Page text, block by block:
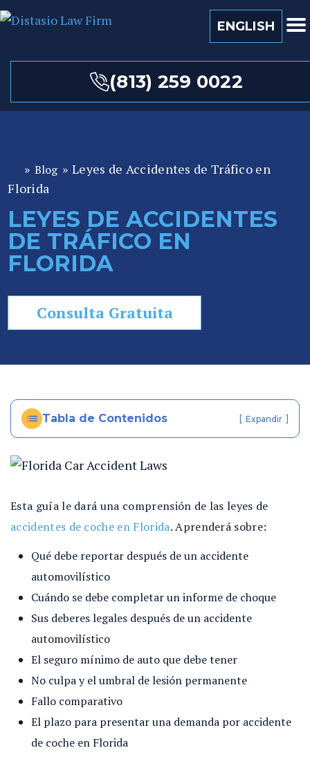
ENGLISH
(813) 259 0022
b
ga
d
o
de
P
so
al
ju
e
Fl
id
» Blog » Leyes de Accidentes de Tráfico en
Florida
LEYES DE ACCIDENTES
DE TRÁFICO EN
FLORIDA
Consulta Gratuita
Tabla de Contenidos [ Expandir ]
Esta guía le dará una comprensión de las leyes de
accidentes de coche en Florida. Aprenderá sobre:
Qué debe reportar después de un accidente
automovilístico
Cuándo se debe completar un informe de choque
Sus deberes legales después de un accidente
automovilístico
El seguro mínimo de auto que debe tener
No culpa y el umbral de lesión permanente
Fallo comparativo
El plazo para presentar una demanda por accidente
de coche en Florida